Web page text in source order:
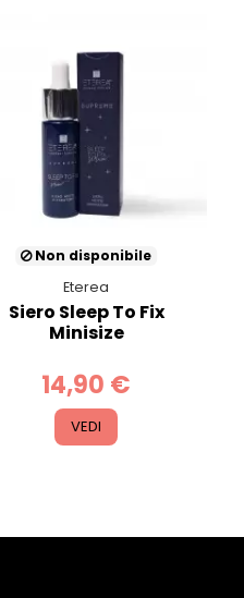
Non disponibile
Eterea
Siero Sleep To Fix
Minisize
14,90 €
VEDI